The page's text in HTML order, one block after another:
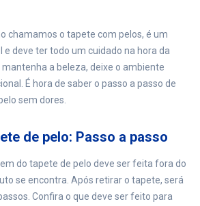
chamamos o tapete com pelos, é um
deve ter todo um cuidado na hora da
a beleza, deixe o ambiente
É hora de saber o passo a passo de
sem dores.
de pelo: Passo a passo
do tapete de pelo deve ser feita fora do
se encontra. Após retirar o tapete, será
Confira o que deve ser feito para